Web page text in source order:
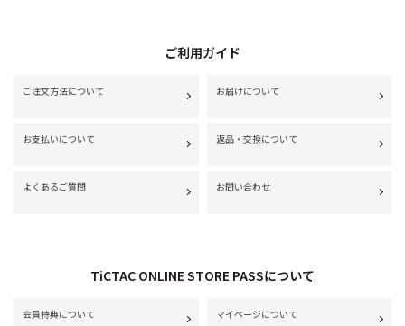
ご利用ガイド
ご注文方法について お届けについて
お支払いについて 返品・交換について
よくあるご質問 お問い合わせ
TiCTAC ONLINE STORE PASSについて
会員特典について マイページについて